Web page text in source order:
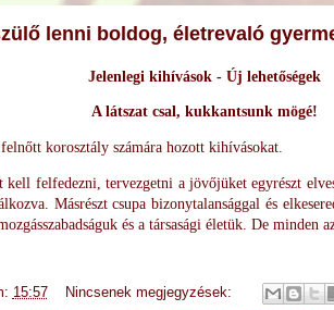
lenni boldog, életrevaló
Jelenlegi kihívások - Új lehetőségek
A látszat csal, kukkantsunk mögé!
korosztály számára hozott kihívásokat.
felfedezni, tervezgetni a jövőjüket egyrészt
Másrészt csupa bizonytalansággal és
és a társasági életük. De minden
15:57
Nincsenek megjegyzések: